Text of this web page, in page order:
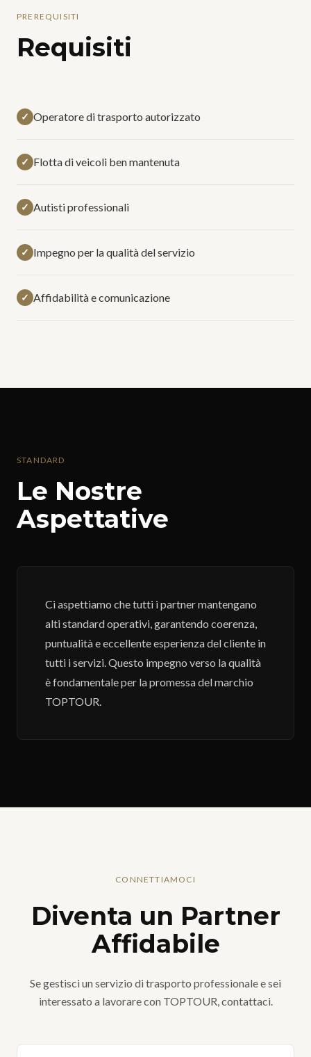
PREREQUISITI
Requisiti
✓ Operatore di trasporto autorizzato
✓ Flotta di veicoli ben mantenuta
✓ Autisti professionali
✓ Impegno per la qualità del servizio
✓ Affidabilità e comunicazione
STANDARD
Le Nostre
Aspettative
Ci aspettiamo che tutti i partner mantengano
alti standard operativi, garantendo coerenza,
puntualità e eccellente esperienza del cliente in
tutti i servizi. Questo impegno verso la qualità
è fondamentale per la promessa del marchio
TOPTOUR.
CONNETTIAMOCI
Diventa un Partner
Affidabile
Se gestisci un servizio di trasporto professionale e sei
interessato a lavorare con TOPTOUR, contattaci.